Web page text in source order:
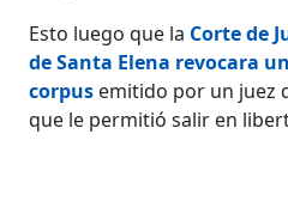
Esto luego que la Corte de
de Santa Elena revocara
corpus emitido por un juez
que le permitió salir en